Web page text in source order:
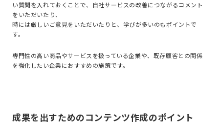
い質問を入れておくことで、自社サービスの改善につながるコメント
をいただいたり、
時には厳しいご意見をいただいたりと、学びが多いのもポイントで
す。
専門性の高い商品やサービスを扱っている企業や、既存顧客との関係
を強化したい企業におすすめの施策です。
成果を出すためのコンテンツ作成のポイント